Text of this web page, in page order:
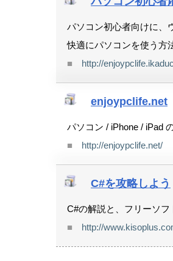
パソコン初心者向けに、
快適にパソコンを使う方
■
http://
enjoypclife.net
パソコン / iPhone / iPad
■
http://enjoypclife.net/
C#を攻略しよう
C#の解説と、フリーソフ
■
http://